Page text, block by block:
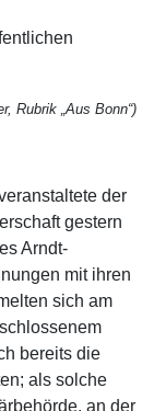
Rubrik „Aus Bonn“)
der
gestern
Arndt-
mit ihren
sich am
bereits die
als solche
an der